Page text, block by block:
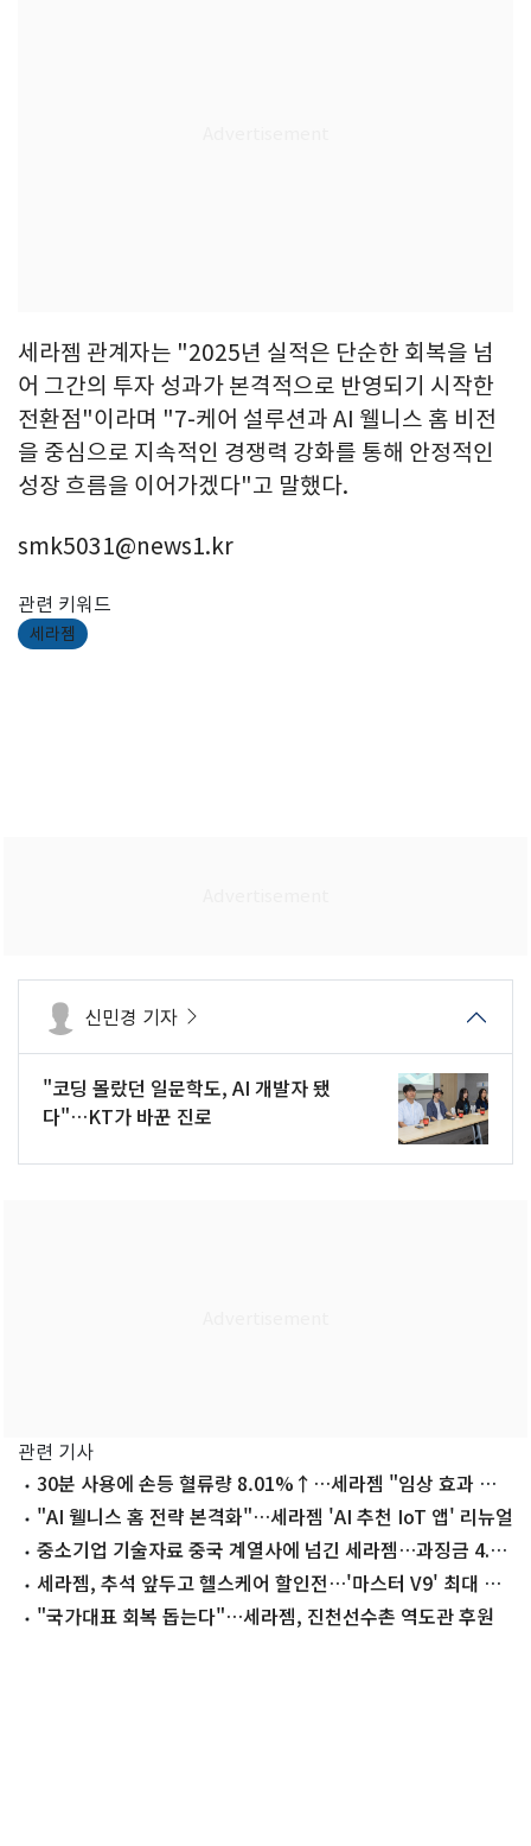
세라젬 관계자는 "2025년 실적은 단순한 회복을 넘
어 그간의 투자 성과가 본격적으로 반영되기 시작한
전환점"이라며 "7-케어 설루션과 AI 웰니스 홈 비전
을 중심으로 지속적인 경쟁력 강화를 통해 안정적인
성장 흐름을 이어가겠다"고 말했다.
smk5031@news1.kr
관련 키워드
세라젬
신민경 기자
"코딩 몰랐던 일문학도, AI 개발자 됐
다"…KT가 바꾼 진로
관련 기사
30분 사용에 손등 혈류량 8.01%↑…세라젬 "임상 효과 확
인""AI 웰니스 홈 전략 본격화"…세라젬 'AI 추천 IoT 앱' 리뉴얼
중소기업 기술자료 중국 계열사에 넘긴 세라젬…과징금 4.3
억원세라젬, 추석 앞두고 헬스케어 할인전…'마스터 V9' 최대 혜
택 "국가대표 회복 돕는다"…세라젬, 진천선수촌 역도관 후원